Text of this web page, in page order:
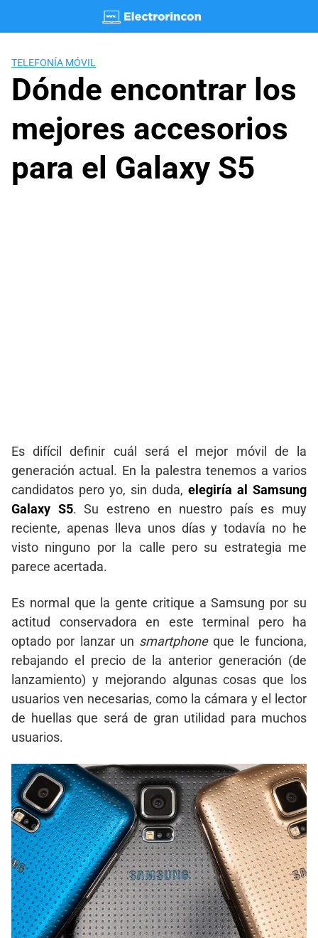
TELEFONÍA MÓVIL
Dónde encontrar los
mejores accesorios
para el Galaxy S5
Es difícil definir cuál será el mejor móvil de la
generación actual. En la palestra tenemos a varios
candidatos pero yo, sin duda, elegiría al Samsung
Galaxy S5. Su estreno en nuestro país es muy
reciente, apenas lleva unos días y todavía no he
visto ninguno por la calle pero su estrategia me
parece acertada.
Es normal que la gente critique a Samsung por su
actitud conservadora en este terminal pero ha
optado por lanzar un smartphoneque le funciona,
rebajando el precio de la anterior generación (de
lanzamiento) y mejorando algunas cosas que los
usuarios ven necesarias, como la cámara y el lector
de huellas que será de gran utilidad para muchos
usuarios.